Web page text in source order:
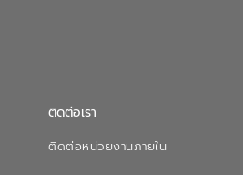
ติดต่อเรา
ติดต่อหน่วยงานภายใน